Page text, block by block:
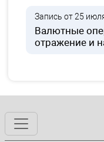
Запись от 25
Валютные
отражение и